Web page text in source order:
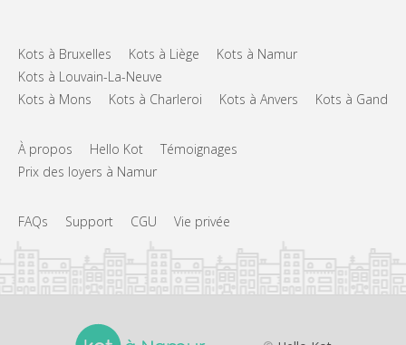
Kots à Bruxelles Kots à Liège
Kots à Namur
Kots à Louvain-La-Neuve
Kots à Mons
Kots à Charleroi Kots à Anvers Kots à Gand
À propos Hello Kot
Témoignages
Prix des loyers à Namur
FAQs Support CGU Vie privée